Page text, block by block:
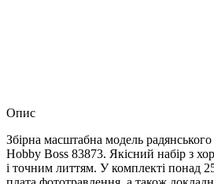
Опис
Збірна масштабна модель
Hobby Boss 83873. Якісний набір з
і точним литтям. У комплекті понад